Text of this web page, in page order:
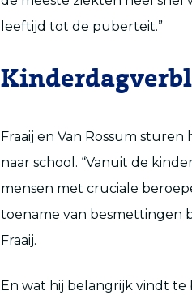
leeftijd tot de puberteit.”
Fraaij en Van Rossum
naar school. “Vanuit de
mensen met cruciale
toename van besmettingen
Fraaij.
En wat hij belangrijk vindt